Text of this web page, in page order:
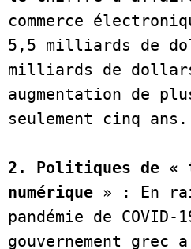
commerce
5,5 milliards de
milliards de
augmentation de
seulement cinq ans.
2. Politiques de «
numérique » : En
pandémie de
gouvernement grec